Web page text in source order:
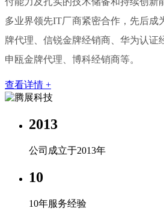
多业界领先IT厂商紧密合作，先后成
牌代理、信锐金牌经销商、华为认证
申瓯金牌代理、博科经销商等。
查看详情 +
2013
公司成立于2013年
10
10年服务经验